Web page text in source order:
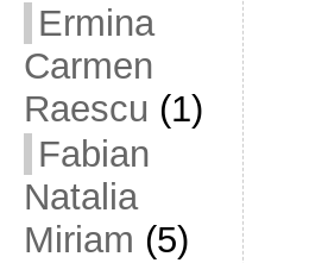
Ermina
Carmen
Raescu (1)
Fabian
Natalia
Miriam (5)